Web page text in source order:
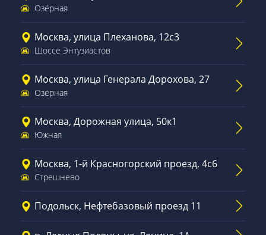
Озёрная
Москва, улица Плеханова, 12с3
Шоссе Энтузиастов
Москва, улица Генерала Дорохова, 27
Озёрная
Москва, Дорожная улица, 50к1
Южная
Москва, 1-й Красногорский проезд, 4с6
Стрешнево
Подольск, Нефтебазовый проезд 11